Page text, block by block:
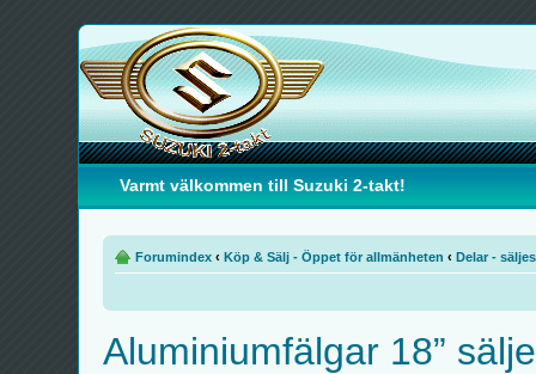
Varmt välkommen till Suzuki 2-takt!
Forumindex ‹ Köp & Sälj - Öppet för allmänheten ‹ Delar - säljes
Aluminiumfälgar 18”